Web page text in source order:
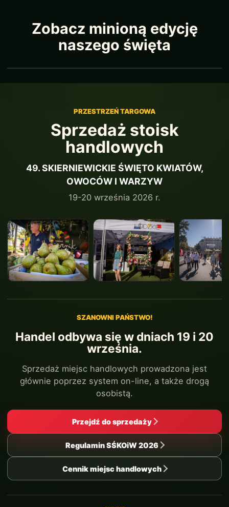
Zobacz minioną edycję
naszego święta
PRZESTRZEŃ TARGOWA
Sprzedaż stoisk
handlowych
49. SKIERNIEWICKIE ŚWIĘTO KWIATÓW,
OWOCÓW I WARZYW
19-20 września 2026 r.
SZANOWNI PAŃSTWO!
Handel odbywa się w dniach 19 i 20
września.
Sprzedaż miejsc handlowych prowadzona jest
głównie poprzez system on-line, a także drogą
osobistą.
Przejdź do sprzedaży
Regulamin SŚKOiW 2026
Cennik miejsc handlowych